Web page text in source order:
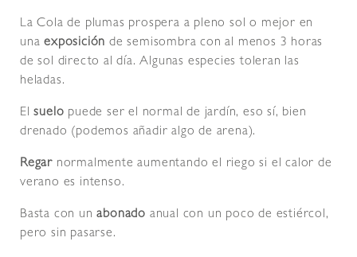
La Cola de plumas prospera a pleno sol o mejor en
unaexposición de semisombra con al menos 3 horas
de sol directo al día. Algunas especies toleran las
heladas.
Elsuelo puede ser el normal de jardín, eso sí, bien
drenado (podemos añadir algo de arena).
Regar normalmente aumentando el riego si el calor de
verano es intenso.
Basta con unabonado anual con un poco de estiércol,
pero sin pasarse.